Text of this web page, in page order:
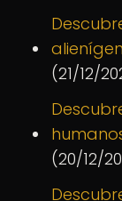
(21/12/
(20/12/